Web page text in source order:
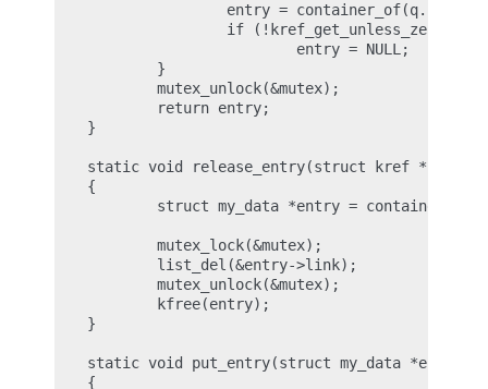
entry = container_of(q.next,
if
                        entry = NULL;
        }
        mutex_unlock(&mutex);
        return entry;
}
static void release_entry(struct kref *ref)
{
struct my_data *entry =
        mutex_lock(&mutex);
        list_del(&entry->link);
        mutex_unlock(&mutex);
        kfree(entry);
}
static void put_entry(struct my_data *entry)
{